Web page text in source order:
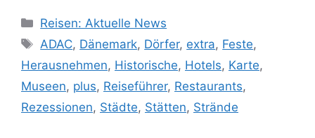
Kategorien
Reisen: Aktuelle News
Schlagwörter
ADAC, Dänemark, Dörfer, extra, Feste,
Herausnehmen, Historische, Hotels, Karte,
Museen, plus, Reiseführer, Restaurants,
Rezessionen, Städte, Stätten, Strände